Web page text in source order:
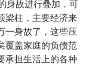
故进行叠加，可
梁柱，主要经济来
一身故了，这些压
覆盖家庭的负债范
承担生活上的各种